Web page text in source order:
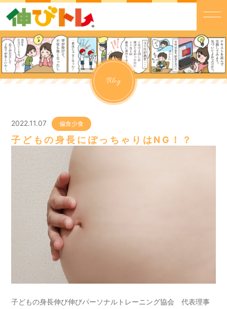
Blog
2022.11.07 偏食少食
子どもの身長にぽっちゃりはNG！？
子どもの身長伸び伸びパーソナルトレーニング協会 代表理事